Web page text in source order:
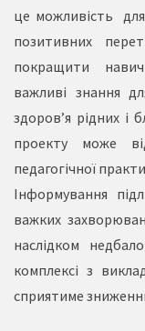
це можливість
позитивних
покращити
важливі знання
здоров’я рідних і
проекту може
педагогічної
Інформування
важких
наслідком
комплексі з
сприятиме